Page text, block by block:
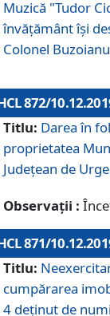
Muzică "Tudor
învățământ îşi
Colonel
872/
Titlu: Darea în
proprietatea
Judeţean de
Observații :
871/
Titlu:
cumpărarea
4 deţinut de